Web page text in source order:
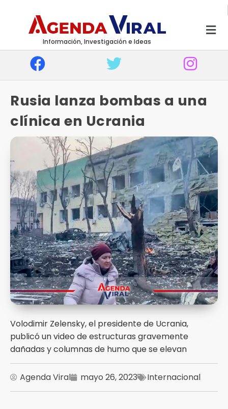
Información, Investigación e Ideas
Rusia lanza bombas a una
clínica en Ucrania
Volodimir Zelensky, el presidente de Ucrania,
publicó un video de estructuras gravemente
dañadas y columnas de humo que se elevan
Agenda Viral mayo 26, 2023 Internacional